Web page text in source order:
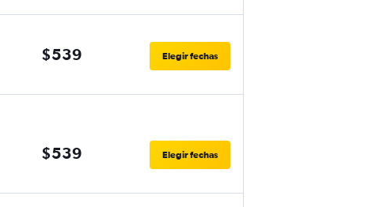
$539 Elegir fechas
$539 Elegir fechas